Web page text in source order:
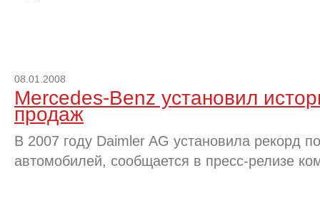
08.01.2008
Mercedes-Benz установил
продаж
В 2007 году Daimler AG установила рекорд
автомобилей, сообщается в пресс-релизе